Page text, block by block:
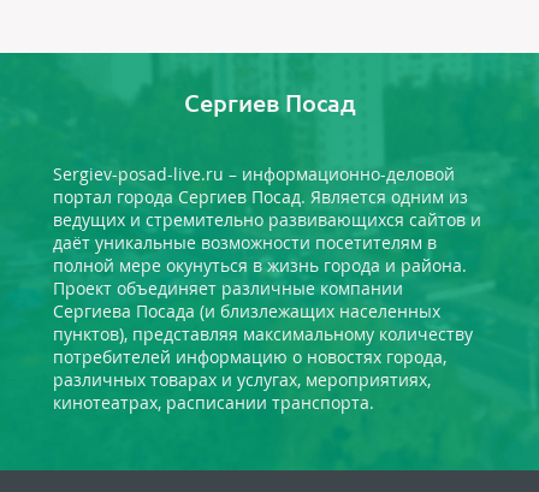
Сергиев Посад
Sergiev-posad-live.ru – информационно-деловой
портал города Сергиев Посад. Является одним из
ведущих и стремительно развивающихся сайтов и
даёт уникальные возможности посетителям в
полной мере окунуться в жизнь города и района.
Проект объединяет различные компании
Сергиева Посада (и близлежащих населенных
пунктов), представляя максимальному количеству
потребителей информацию о новостях города,
различных товарах и услугах, мероприятиях,
кинотеатрах, расписании транспорта.